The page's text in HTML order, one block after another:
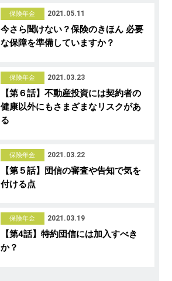
保険年金 2021.05.11
今さら聞けない？保険のきほん 必要
な保障を準備していますか？
保険年金 2021.03.23
【第６話】不動産投資には契約者の
健康以外にもさまざまなリスクがあ
る
保険年金 2021.03.22
【第５話】団信の審査や告知で気を
付ける点
保険年金 2021.03.19
【第4話】特約団信には加入すべき
か？